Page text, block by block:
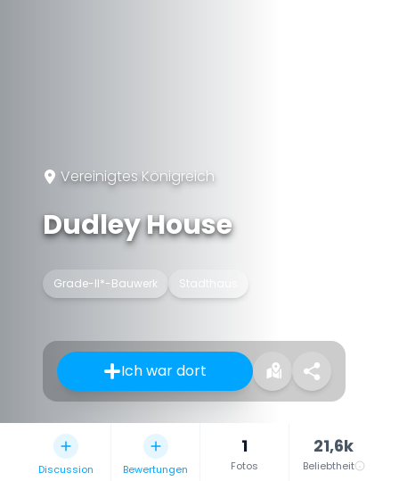
Vereinigtes Königreich
Dudley House
Grade-II*-Bauwerk Stadthaus
Ich war dort
Discussion Bewertungen
1
Fotos
21,6k
Beliebtheit